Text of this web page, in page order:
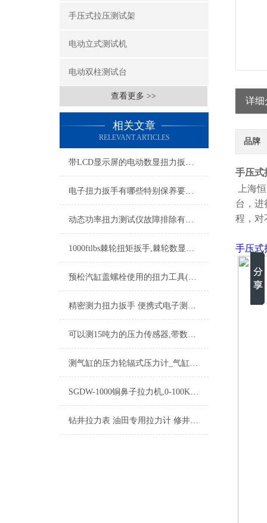
手压式拉压测试架
电动立式测试机
电动双柱测试台
查看更多 >>
相关文章
RELEVANT ARTICLES
带LCD显示屏的电动数显扭力扳手,电动数显扭力扳手可调预置扭矩
电子扭力扳手有哪些特别保养要点？
动态功率扭力测试仪故障排除有窍门
1000ftlbs棘轮扭矩扳手,棘轮数显扭矩扳手,棘轮头数显式扭矩扳手
预松汽缸盖螺栓使用的扭力工具(预置棘轮板子头扭力扳手)
精密测力扭力扳手 便携式电子测力扳手 工厂装配电子扭矩扳手厂家
可以测15吨力的压力传感器,带数显功能的压力传感器
测气缸的压力轮辐式压力计_气缸轮辐式压力计传感器_气缸压力检测仪
SGDW-1000铜鼻子拉力机,0-100KG铜鼻子拉力测试机
钻井拉力表 油田专用拉力计 修井机械指针式拉力表
详细
品牌
手压式
上海
台，进
程，对
手压式